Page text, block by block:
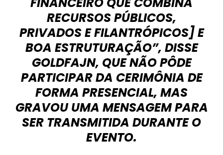
RECURSOS PÚBLICOS,
PRIVADOS E FILANTRÓPICOS] E
BOA ESTRUTURAÇÃO”, DISSE
GOLDFAJN, QUE NÃO PÔDE
PARTICIPAR DA CERIMÔNIA DE
FORMA PRESENCIAL, MAS
GRAVOU UMA MENSAGEM PARA
SER TRANSMITIDA DURANTE O
EVENTO.